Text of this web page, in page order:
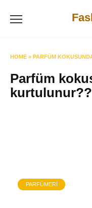
HOME » PARFÜM
Parfüm
kurtulunur??
PARFÜMERI